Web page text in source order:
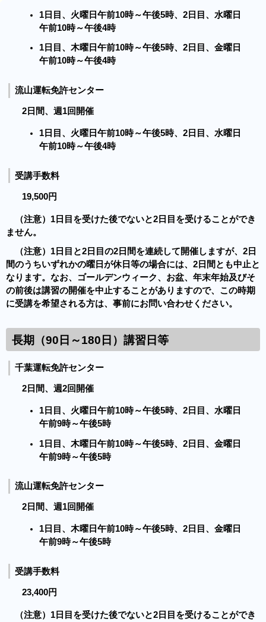
1日目、火曜日午前10時～午後5時、2日目、水曜日
午前10時～午後4時
1日目、木曜日午前10時～午後5時、2日目、金曜日
午前10時～午後4時
流山運転免許センター
2日間、週1回開催
1日目、火曜日午前10時～午後5時、2日目、水曜日
午前10時～午後4時
受講手数料
19,500円
（注意）1日目を受けた後でないと2日目を受けることができ
ません。
（注意）1日目と2日目の2日間を連続して開催しますが、2日
間のうちいずれかの曜日が休日等の場合には、2日間とも中止と
なります。なお、ゴールデンウィーク、お盆、年末年始及びそ
の前後は講習の開催を中止することがありますので、この時期
に受講を希望される方は、事前にお問い合わせください。
長期（90日～180日）講習日等
千葉運転免許センター
2日間、週2回開催
1日目、火曜日午前10時～午後5時、2日目、水曜日
午前9時～午後5時
1日目、木曜日午前10時～午後5時、2日目、金曜日
午前9時～午後5時
流山運転免許センター
2日間、週1回開催
1日目、木曜日午前10時～午後5時、2日目、金曜日
午前9時～午後5時
受講手数料
23,400円
（注意）1日目を受けた後でないと2日目を受けることができ